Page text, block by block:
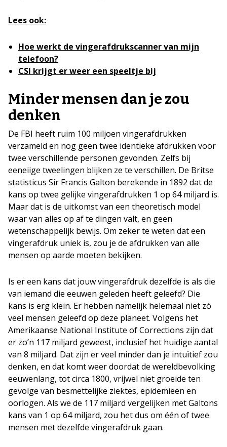
Lees ook:
Hoe werkt de vingerafdrukscanner van mijn
telefoon?
CSI krijgt er weer een speeltje bij
Minder mensen dan je zou
denken
De FBI heeft ruim 100 miljoen vingerafdrukken
verzameld en nog geen twee identieke afdrukken voor
twee verschillende personen gevonden. Zelfs bij
eeneiige tweelingen blijken ze te verschillen. De Britse
statisticus Sir Francis Galton berekende in 1892 dat de
kans op twee gelijke vingerafdrukken 1 op 64 miljard is.
Maar dat is de uitkomst van een theoretisch model
waar van alles op af te dingen valt, en geen
wetenschappelijk bewijs. Om zeker te weten dat een
vingerafdruk uniek is, zou je de afdrukken van alle
mensen op aarde moeten bekijken.
Is er een kans dat jouw vingerafdruk dezelfde is als die
van iemand die eeuwen geleden heeft geleefd? Die
kans is erg klein. Er hebben namelijk helemaal niet zó
veel mensen geleefd op deze planeet. Volgens het
Amerikaanse National Institute of Corrections zijn dat
er zo’n 117 miljard geweest, inclusief het huidige aantal
van 8 miljard. Dat zijn er veel minder dan je intuïtief zou
denken, en dat komt weer doordat de wereldbevolking
eeuwenlang, tot circa 1800, vrijwel niet groeide ten
gevolge van besmettelijke ziektes, epidemieën en
oorlogen. Als we de 117 miljard vergelijken met Galtons
kans van 1 op 64 miljard, zou het dus om één of twee
mensen met dezelfde vingerafdruk gaan.